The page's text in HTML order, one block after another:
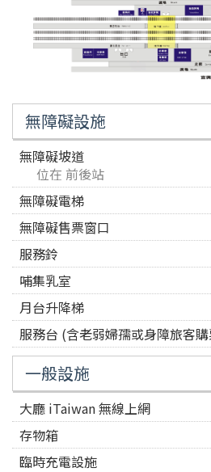
無障礙設施
無障礙坡道
位在 前後站
無障礙電梯
無障礙售票窗口
服務鈴
哺集乳室
月台升降梯
服務台 (含老弱婦孺或身障旅客
一般設施
大廳 iTaiwan 無線上網
存物箱
臨時充電設施